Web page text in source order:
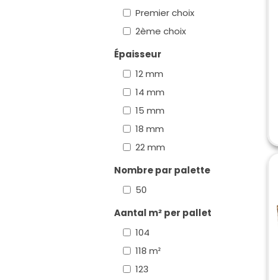
Premier choix
2ème choix
Épaisseur
12 mm
14 mm
15 mm
18 mm
22 mm
Nombre par palette
50
Aantal m² per pallet
104
118 m²
123